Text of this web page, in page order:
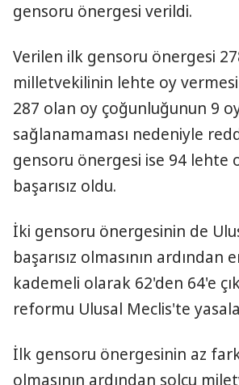
gensoru önergesi verildi.
Verilen ilk gensoru önergesi
milletvekilinin lehte oy
287 olan oy çoğunluğunun 9
sağlanamaması nedeniyle
gensoru önergesi ise 94 lehte
başarısız oldu.
İki gensoru önergesinin de
başarısız olmasının ardından
kademeli olarak 62'den 64'e
reformu Ulusal Meclis'te
İlk gensoru önergesinin az
olmasının ardından solcu